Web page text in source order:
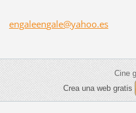
engaleengale@yahoo.es
Cine
Crea una web gratis